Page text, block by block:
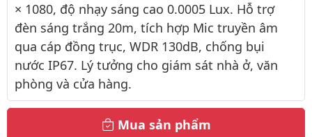
× 1080, độ nhạy sáng cao 0.0005 Lux. Hỗ trợ
đèn sáng trắng 20m, tích hợp Mic truyền âm
qua cáp đồng trục, WDR 130dB, chống bụi
nước IP67. Lý tưởng cho giám sát nhà ở, văn
phòng và cửa hàng.
Mua sản phẩm